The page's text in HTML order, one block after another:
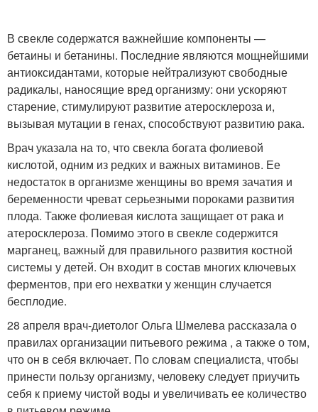
В свекле содержатся важнейшие компоненты —
бетаины и бетанины. Последние являются мощнейшими
антиоксидантами, которые нейтрализуют свободные
радикалы, наносящие вред организму: они ускоряют
старение, стимулируют развитие атеросклероза и,
вызывая мутации в генах, способствуют развитию рака.
Врач указала на то, что свекла богата фолиевой
кислотой, одним из редких и важных витаминов. Ее
недостаток в организме женщины во время зачатия и
беременности чреват серьезными пороками развития
плода. Также фолиевая кислота защищает от рака и
атеросклероза. Помимо этого в свекле содержится
марганец, важный для правильного развития костной
системы у детей. Он входит в состав многих ключевых
ферментов, при его нехватки у женщин случается
бесплодие.
28 апреля врач-диетолог Ольга Шмелева рассказала о
правилах организации питьевого режима , а также о том,
что он в себя включает. По словам специалиста, чтобы
принести пользу организму, человеку следует приучить
себя к приему чистой воды и увеличивать ее количество